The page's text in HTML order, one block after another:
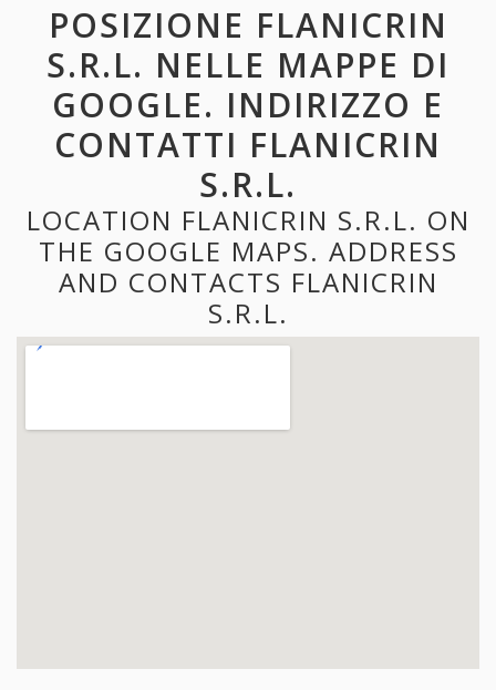
POSIZIONE FLANICRIN
S.R.L. NELLE MAPPE DI
GOOGLE. INDIRIZZO E
CONTATTI FLANICRIN
S.R.L.
LOCATION FLANICRIN S.R.L. ON
THE GOOGLE MAPS. ADDRESS
AND CONTACTS FLANICRIN
S.R.L.